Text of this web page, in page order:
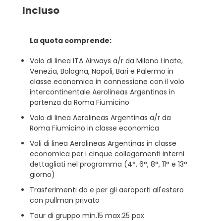
Incluso
La quota comprende:
Volo di linea ITA Airways a/r da Milano Linate,
Venezia, Bologna, Napoli, Bari e Palermo in
classe economica in connessione con il volo
intercontinentale Aerolineas Argentinas in
partenza da Roma Fiumicino
Volo di linea Aerolineas Argentinas a/r da
Roma Fiumicino in classe economica
Voli di linea Aerolineas Argentinas in classe
economica per i cinque collegamenti interni
dettagliati nel programma (4°, 6°, 8°, 11° e 13°
giorno)
Trasferimenti da e per gli aeroporti all'estero
con pullman privato
Tour di gruppo min.15 max.25 pax